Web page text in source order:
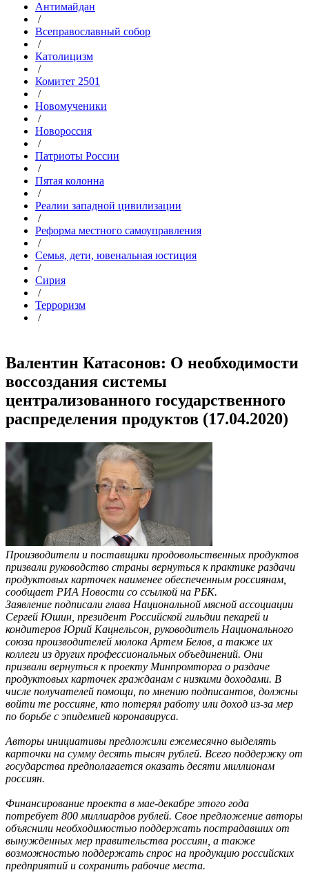
Антимайдан
/
Всеправославный собор
/
Католицизм
/
Комитет 2501
/
Новомученики
/
Новороссия
/
Патриоты России
/
Пятая колонна
/
Реалии западной цивилизации
/
Реформа местного самоуправления
/
Семья, дети, ювенальная юстиция
/
Сирия
/
Терроризм
/
Валентин Катасонов: О необходимости
воссоздания системы
централизованного государственного
распределения продуктов (17.04.2020)
Производители и поставщики продовольственных продуктов
призвали руководство страны вернуться к практике раздачи
продуктовых карточек наименее обеспеченным россиянам,
сообщает РИА Новости со ссылкой на РБК.
Заявление подписали глава Национальной мясной ассоциации
Сергей Юшин, президент Российской гильдии пекарей и
кондитеров Юрий Кацнельсон, руководитель Национального
союза производителей молока Артем Белов, а также их
коллеги из других профессиональных объединений. Они
призвали вернуться к проекту Минпромторга о раздаче
продуктовых карточек гражданам с низкими доходами. В
числе получателей помощи, по мнению подписантов, должны
войти те россияне, кто потерял работу или доход из-за мер
по борьбе с эпидемией коронавируса.
Авторы инициативы предложили ежемесячно выделять
карточки на сумму десять тысяч рублей. Всего поддержку от
государства предполагается оказать десяти миллионам
россиян.
Финансирование проекта в мае-декабре этого года
потребует 800 миллиардов рублей. Свое предложение авторы
объяснили необходимостью поддержать пострадавших от
вынужденных мер правительства россиян, а также
возможностью поддержать спрос на продукцию российских
предприятий и сохранить рабочие места.